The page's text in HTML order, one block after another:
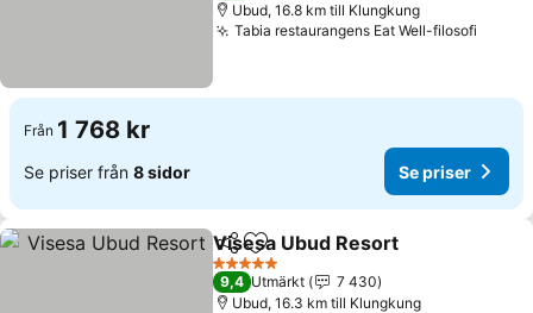
Ubud, 16.8 km till Klungkung
Tabia restaurangens Eat Well-filosofi
Från 1 768 kr
Se priser från 8 sidor Se priser
Dela Lägg till i Mina Favoriter
Visesa Ubud Resort
5 Stjärnor
9,4 Utmärkt
7 430
Ubud, 16.3 km till Klungkung